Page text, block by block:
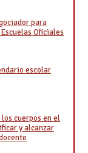
para
Oficiales
escolar
cuerpos en el
y alcanzar